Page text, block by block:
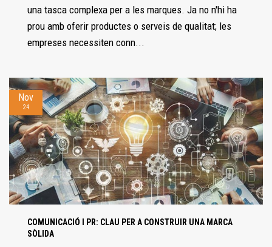
una tasca complexa per a les marques. Ja no n'hi ha
prou amb oferir productes o serveis de qualitat; les
empreses necessiten conn...
Nov
24
COMUNICACIÓ I PR: CLAU PER A CONSTRUIR UNA MARCA
SÒLIDA